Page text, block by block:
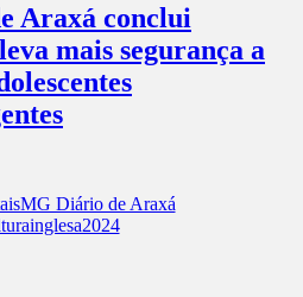
Araxá conclui
mais segurança a